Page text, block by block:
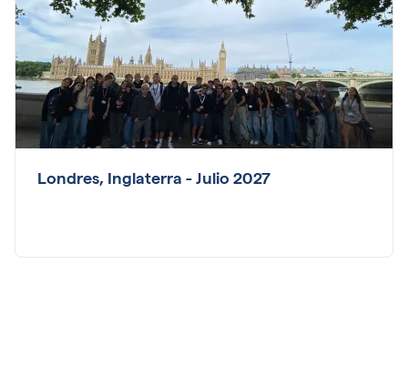
Londres, Inglaterra - Julio 2027